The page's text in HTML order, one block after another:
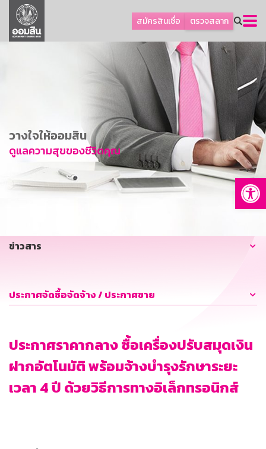
สมัครสินเชื่อ ตรวจสลาก
ลูกค้าธุรกิจ
ลูกค้าผู้ประกอบรายย่อย
การพัฒนาที่ยั่งยืน
ข่าวสาร
บริการทางการเงิน
อื่นๆ
วางใจให้ออมสิน
ดูแลความสุขของชีวิตคุณ
ข่าวสาร
ประกาศจัดซื้อจัดจ้าง / ประกาศขาย
ประกาศราคากลาง ซื้อเครื่องปรับสมุดเงิน
ฝากอัตโนมัติ พร้อมจ้างบำรุงรักษาระยะ
เวลา 4 ปี ด้วยวิธีการทางอิเล็กทรอนิกส์